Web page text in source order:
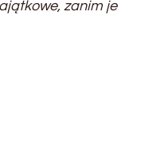
zanim je